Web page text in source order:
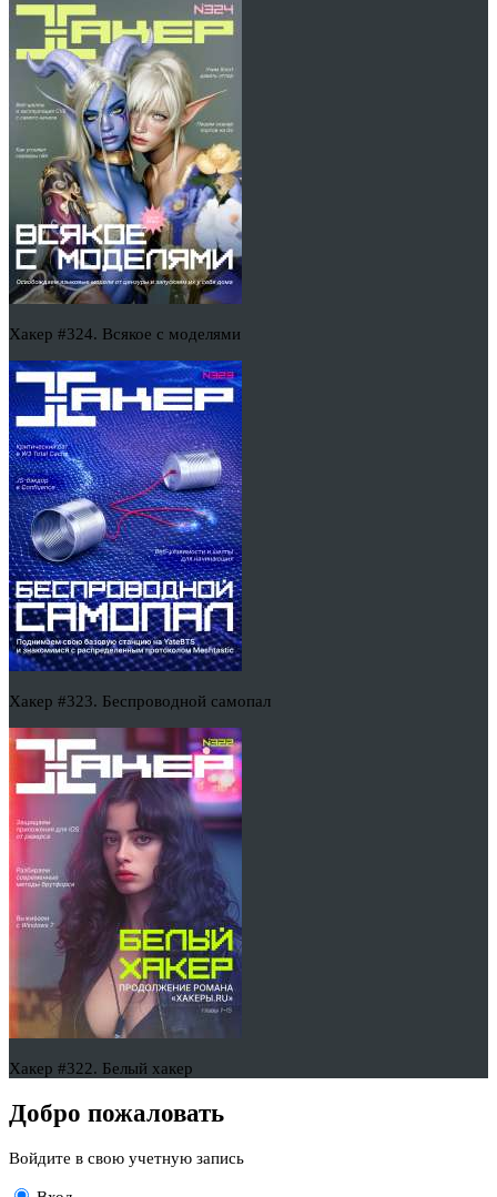
Хакер #324. Всякое с моделями
Хакер #323. Беспроводной самопал
Хакер #322. Белый хакер
Добро пожаловать
Войдите в свою учетную запись